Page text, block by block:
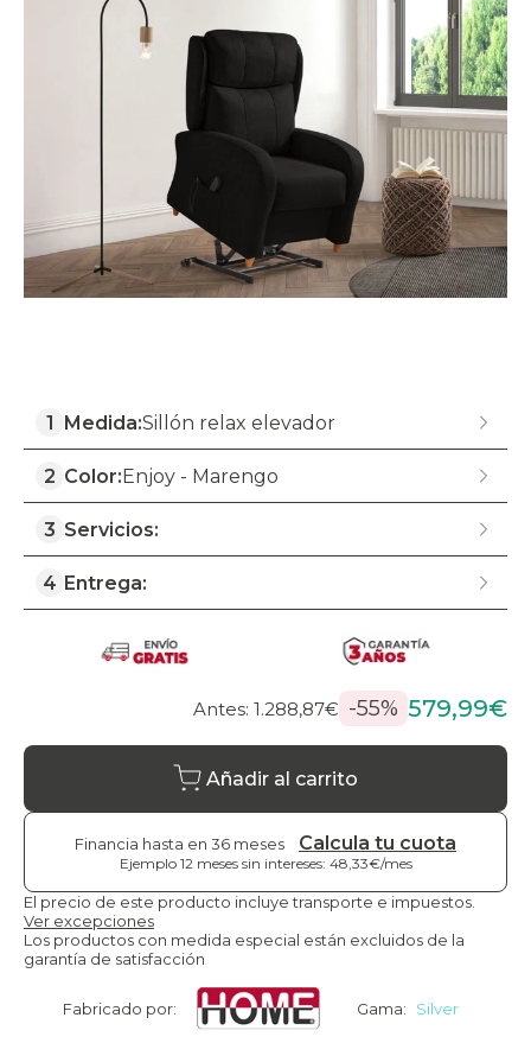
1 Medida:Sillón relax elevador
2 Color: Enjoy - Marengo
3 Servicios:
4 Entrega:
Antes: 1.288,87€ -55% 579,99€
Añadir al carrito
Financia hasta en 36 meses Calcula tu cuota
Ejemplo 12 meses sin intereses: 48,33€/mes
El precio de este producto incluye transporte e impuestos.
Ver excepciones
Los productos con medida especial están excluidos de la
garantía de satisfacción
Fabricado por: Gama: Silver